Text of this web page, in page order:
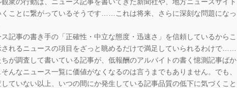
ことに繋がっているそうです……これは将来、さらに深刻な問題になっ
記事の書き手の「正確性・中立な態度・迅速さ」を信頼しているからこ
れるニュースの項目をざっと眺めるだけで満足していられるわけで……
が調査して書いている記事が、低報酬のアルバイトの書く憶測記事ばか
んなニュース一覧に価値がなくなるのは言うまでもありません。でも、
ていない以上、いつの間にか発生している記事品質の低下に気づくこと